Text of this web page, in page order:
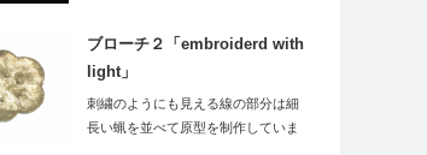
ブローチ２「embroiderd with
light」
刺繍のようにも見える線の部分は細
長い蝋を並べて原型を制作していま